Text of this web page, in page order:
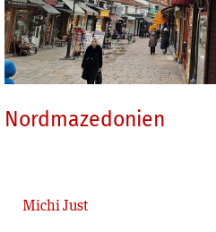
Nordmazedonien
Michi Just